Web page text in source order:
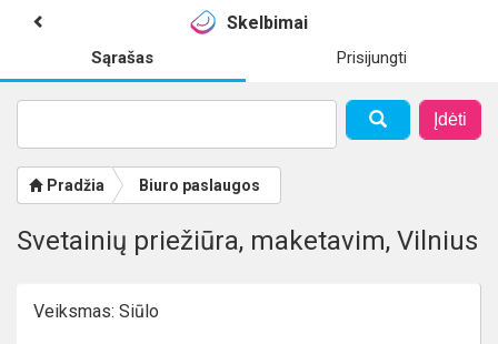
Skelbimai
Sąrašas Prisijungti
Įdėti
Pradžia Biuro paslaugos
Svetainių priežiūra, maketavim, Vilnius
Veiksmas: Siūlo